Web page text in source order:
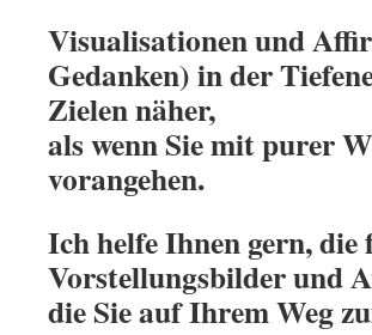
Visualisationen und
Gedanken) in der
Zielen näher,
als wenn Sie mit purer
vorangehen.
Ich helfe Ihnen gern, die
Vorstellungsbilder und
die Sie auf Ihrem Weg